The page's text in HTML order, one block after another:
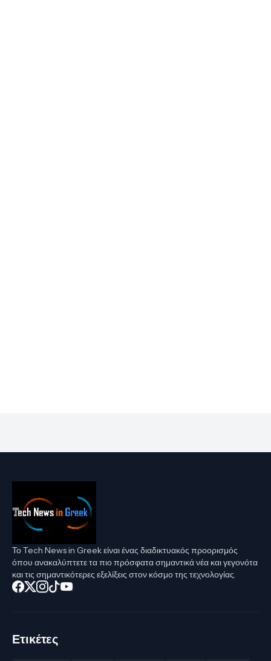
Το Tech News in Greek είναι ένας διαδικτυακός προορισμός
όπου ανακαλύπτετε τα πιο πρόσφατα σημαντικά νέα και γεγονότα
και τις σημαντικότερες εξελίξεις στον κόσμο της τεχνολογίας.
Ετικέτες